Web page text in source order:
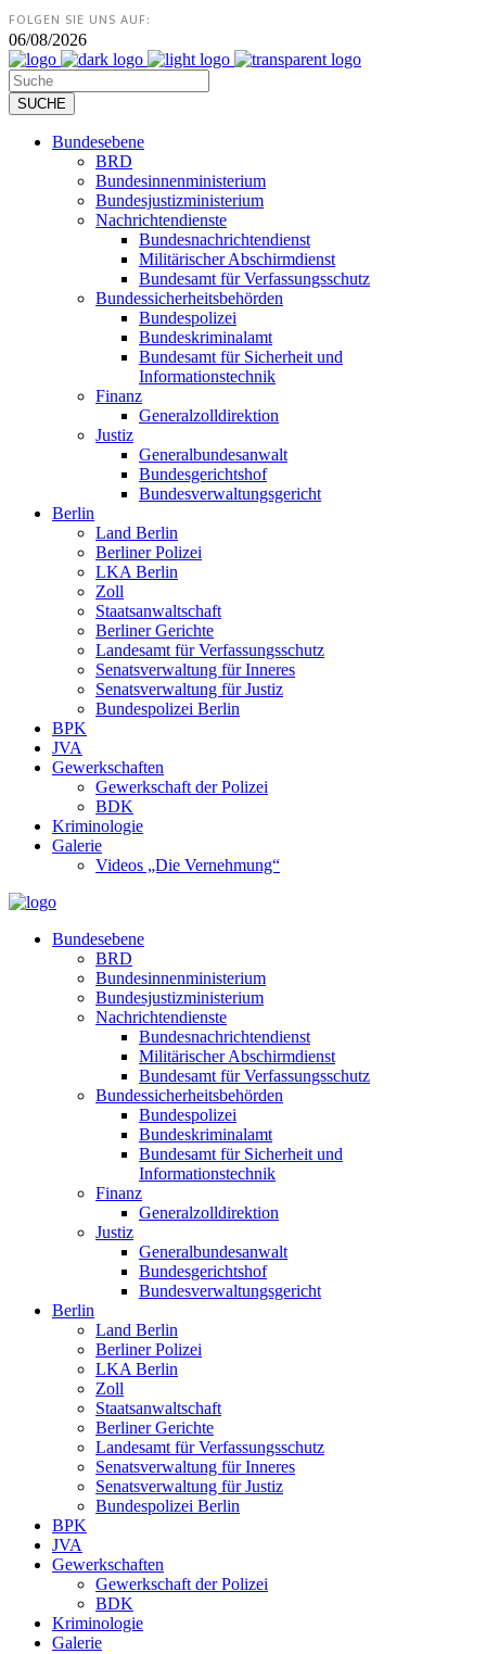
FOLGEN SIE UNS AUF:
06/08/2026
Bundesebene
BRD
Bundesinnenministerium
Bundesjustizministerium
Nachrichtendienste
Bundesnachrichtendienst
Militärischer Abschirmdienst
Bundesamt für Verfassungsschutz
Bundessicherheitsbehörden
Bundespolizei
Bundeskriminalamt
Bundesamt für Sicherheit und
Informationstechnik
Finanz
Generalzolldirektion
Justiz
Generalbundesanwalt
Bundesgerichtshof
Bundesverwaltungsgericht
Berlin
Land Berlin
Berliner Polizei
LKA Berlin
Zoll
Staatsanwaltschaft
Berliner Gerichte
Landesamt für Verfassungsschutz
Senatsverwaltung für Inneres
Senatsverwaltung für Justiz
Bundespolizei Berlin
BPK
JVA
Gewerkschaften
Gewerkschaft der Polizei
BDK
Kriminologie
Galerie
Videos „Die Vernehmung“
Bundesebene
BRD
Bundesinnenministerium
Bundesjustizministerium
Nachrichtendienste
Bundesnachrichtendienst
Militärischer Abschirmdienst
Bundesamt für Verfassungsschutz
Bundessicherheitsbehörden
Bundespolizei
Bundeskriminalamt
Bundesamt für Sicherheit und
Informationstechnik
Finanz
Generalzolldirektion
Justiz
Generalbundesanwalt
Bundesgerichtshof
Bundesverwaltungsgericht
Berlin
Land Berlin
Berliner Polizei
LKA Berlin
Zoll
Staatsanwaltschaft
Berliner Gerichte
Landesamt für Verfassungsschutz
Senatsverwaltung für Inneres
Senatsverwaltung für Justiz
Bundespolizei Berlin
BPK
JVA
Gewerkschaften
Gewerkschaft der Polizei
BDK
Kriminologie
Galerie